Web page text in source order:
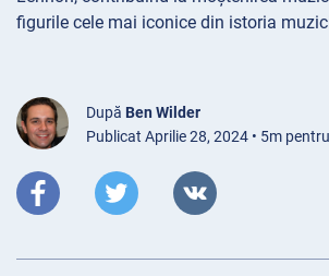
figurile cele mai iconice din istoria
După Ben Wilder
Publicat Aprilie 28, 2024 • 5m